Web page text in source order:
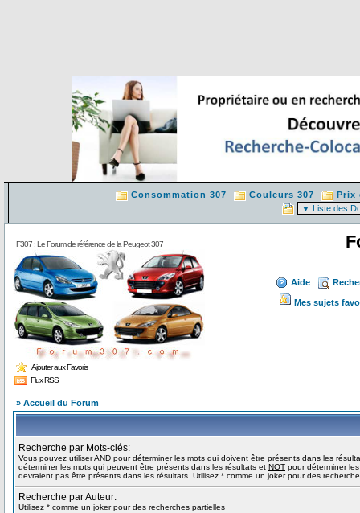
Consommation 307 Couleurs 307 Prix
F307 : Le Forum de référence de la Peugeot 307
Ajouter aux Favoris
Flux RSS
Aide
Mes sujets
» Accueil du Forum
Recherche par Mots-clés:
Vous pouvez utiliserAND pour déterminer les mots qui doivent être présents dans les
déterminer les mots qui peuvent être présents dans les résultats et NOT pour déterminer
devraient pas être présents dans les résultats. Utilisez * comme un joker pour des
Recherche par Auteur:
Utilisez * comme un joker pour des recherches partielles